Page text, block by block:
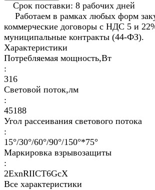
Срок поставки: 8 рабочих дней
Работаем в рамках любых форм
коммерческие договоры с НДС 5 и
муниципальные контракты (44-ФЗ).
Характеристики
Потребляемая мощность,Вт
:
316
Световой поток,лм
:
45188
Угол рассеивания светового потока
:
15°/30°/60°/90°/150°*75°
Маркировка взрывозащиты
:
2ЕхnRIICT6GcХ
Все характеристики